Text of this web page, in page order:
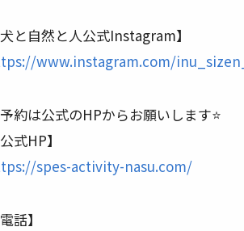
犬と自然と人公式Instagram】
www.instagram.com/
約は公式のHPからお願いします⭐️
公式HP】
spes-activity-nasu.com/
電話】